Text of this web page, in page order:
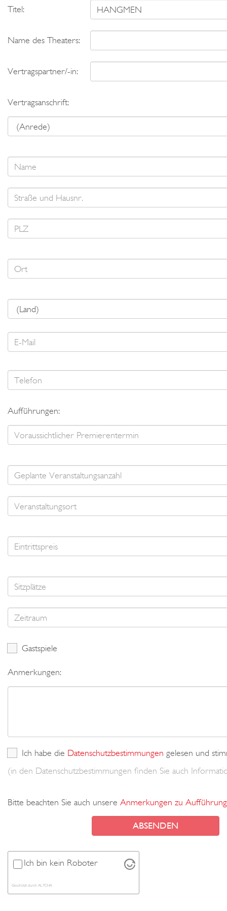
Titel:
Name des Theaters:
Vertragspartner/-in:
Vertragsanschrift:
Aufführungen:
Gastspiele
Anmerkungen:
Ich habe die Datenschutzbestimmungen gelesen und
(in den Datenschutzbestimmungen finden Sie auch
Bitte beachten Sie auch unsere Anmerkungen zu
Ich bin kein Roboter
Geschützt durch ALTCHA